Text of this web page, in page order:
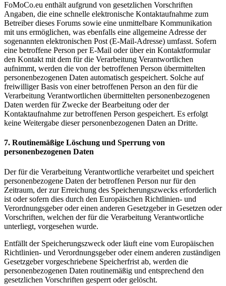
FoMoCo.eu enthält aufgrund von gesetzlichen Vorschriften
Angaben, die eine schnelle elektronische Kontaktaufnahme zum
Betreiber dieses Forums sowie eine unmittelbare Kommunikation
mit uns ermöglichen, was ebenfalls eine allgemeine Adresse der
sogenannten elektronischen Post (E-Mail-Adresse) umfasst. Sofern
eine betroffene Person per E-Mail oder über ein Kontaktformular
den Kontakt mit dem für die Verarbeitung Verantwortlichen
aufnimmt, werden die von der betroffenen Person übermittelten
personenbezogenen Daten automatisch gespeichert. Solche auf
freiwilliger Basis von einer betroffenen Person an den für die
Verarbeitung Verantwortlichen übermittelten personenbezogenen
Daten werden für Zwecke der Bearbeitung oder der
Kontaktaufnahme zur betroffenen Person gespeichert. Es erfolgt
keine Weitergabe dieser personenbezogenen Daten an Dritte.
7. Routinemäßige Löschung und Sperrung von
personenbezogenen Daten
Der für die Verarbeitung Verantwortliche verarbeitet und speichert
personenbezogene Daten der betroffenen Person nur für den
Zeitraum, der zur Erreichung des Speicherungszwecks erforderlich
ist oder sofern dies durch den Europäischen Richtlinien- und
Verordnungsgeber oder einen anderen Gesetzgeber in Gesetzen oder
Vorschriften, welchen der für die Verarbeitung Verantwortliche
unterliegt, vorgesehen wurde.
Entfällt der Speicherungszweck oder läuft eine vom Europäischen
Richtlinien- und Verordnungsgeber oder einem anderen zuständigen
Gesetzgeber vorgeschriebene Speicherfrist ab, werden die
personenbezogenen Daten routinemäßig und entsprechend den
gesetzlichen Vorschriften gesperrt oder gelöscht.